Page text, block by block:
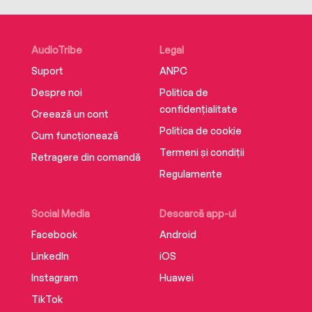
AudioTribe
Suport
Despre noi
Creează un cont
Cum funcționează
Retragere din comandă
Social Media
Facebook
LinkedIn
Instagram
TikTok
Descarcă app-ul
Android
iOS
Huawei
Legal
ANPC
Politica de
confidențialitate
Politica de cookie
Termeni și condiții
Regulamente